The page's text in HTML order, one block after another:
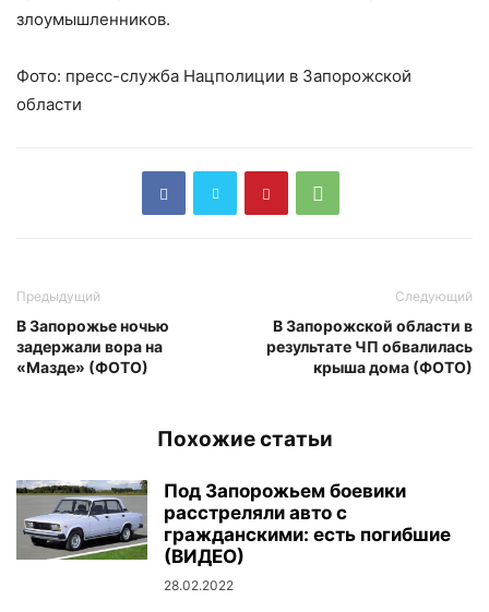
злоумышленников.
Фото: пресс-служба Нацполиции в Запорожской
области
Предыдущий
В Запорожье ночью
задержали вора на
«Мазде» (ФОТО)
Следующий
В Запорожской области в
результате ЧП обвалилась
крыша дома (ФОТО)
Похожие статьи
Под Запорожьем боевики
расстреляли авто с
гражданскими: есть погибшие
(ВИДЕО)
28.02.2022